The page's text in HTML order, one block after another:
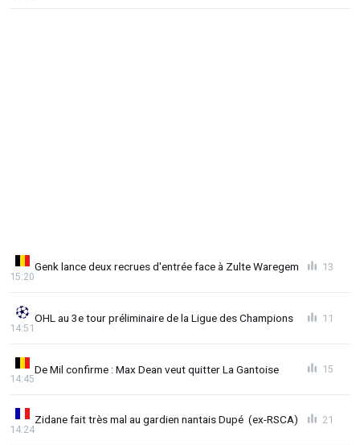
Genk lance deux recrues d'entrée face à Zulte Waregem
15:20
13
OHL au 3e tour préliminaire de la Ligue des Champions
14:51
11
De Mil confirme : Max Dean veut quitter La Gantoise
14:45
15
Zidane fait très mal au gardien nantais Dupé (ex-RSCA)
14:24
21